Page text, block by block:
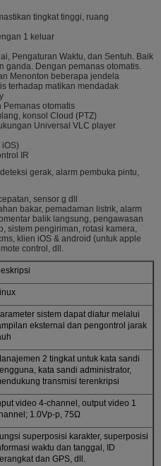
tingkat tinggi, ruang
1 keluar
Pengaturan Waktu, dan Sentuh. Baik
ganda. Dengan pemanas otomatis.
Menonton beberapa jendela
terhadap matikan mendadak
Pemanas otomatis
konsol Cloud (PTZ)
Universal VLC player
iOS)
IR
gerak, alarm pembuka pintu,
sensor g dll
bakar, pemadaman listrik, alarm
balik langsung, pengawasan
sistem pengiriman, rotasi kamera,
klien iOS & android (untuk apple
control, dll.
sistem dapat diatur melalui
eksternal dan pengontrol jarak
2 tingkat untuk kata sandi
kata sandi administrator,
transmisi terenkripsi
video 4-channel, output video 1
1.0Vp-p, 75Ω
superposisi karakter, superposisi
waktu dan tanggal, ID
dan GPS, dll.